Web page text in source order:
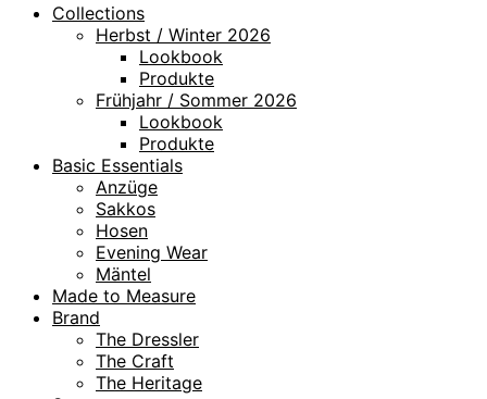
Collections
Herbst / Winter 2026
Lookbook
Produkte
Frühjahr / Sommer 2026
Lookbook
Produkte
Basic Essentials
Anzüge
Sakkos
Hosen
Evening Wear
Mäntel
Made to Measure
Brand
The Dressler
The Craft
The Heritage